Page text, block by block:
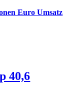
Euro Umsatz
40,6